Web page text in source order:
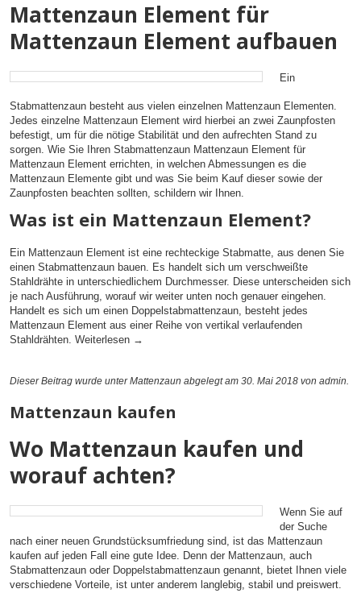
Mattenzaun Element für
Mattenzaun Element aufbauen
Ein
Stabmattenzaun besteht aus vielen einzelnen Mattenzaun Elementen.
Jedes einzelne Mattenzaun Element wird hierbei an zwei Zaunpfosten
befestigt, um für die nötige Stabilität und den aufrechten Stand zu
sorgen. Wie Sie Ihren Stabmattenzaun Mattenzaun Element für
Mattenzaun Element errichten, in welchen Abmessungen es die
Mattenzaun Elemente gibt und was Sie beim Kauf dieser sowie der
Zaunpfosten beachten sollten, schildern wir Ihnen.
Was ist ein Mattenzaun Element?
Ein Mattenzaun Element ist eine rechteckige Stabmatte, aus denen Sie
einen Stabmattenzaun bauen. Es handelt sich um verschweißte
Stahldrähte in unterschiedlichem Durchmesser. Diese unterscheiden sich
je nach Ausführung, worauf wir weiter unten noch genauer eingehen.
Handelt es sich um einen Doppelstabmattenzaun, besteht jedes
Mattenzaun Element aus einer Reihe von vertikal verlaufenden
Stahldrähten. Weiterlesen →
Dieser Beitrag wurde unterMattenzaun abgelegt am 30. Mai 2018 von admin.
Mattenzaun kaufen
Wo Mattenzaun kaufen und
worauf achten?
Wenn Sie auf
der Suche
nach einer neuen Grundstücksumfriedung sind, ist das Mattenzaun
kaufen auf jeden Fall eine gute Idee. Denn der Mattenzaun, auch
Stabmattenzaun oder Doppelstabmattenzaun genannt, bietet Ihnen viele
verschiedene Vorteile, ist unter anderem langlebig, stabil und preiswert.